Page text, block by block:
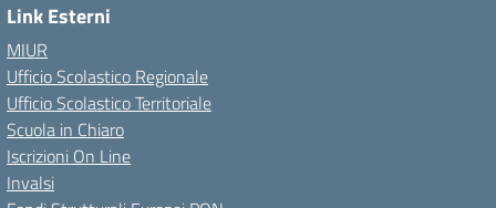
Link Esterni
MIUR
Ufficio Scolastico Regionale
Ufficio Scolastico Territoriale
Scuola in Chiaro
Iscrizioni On Line
Invalsi